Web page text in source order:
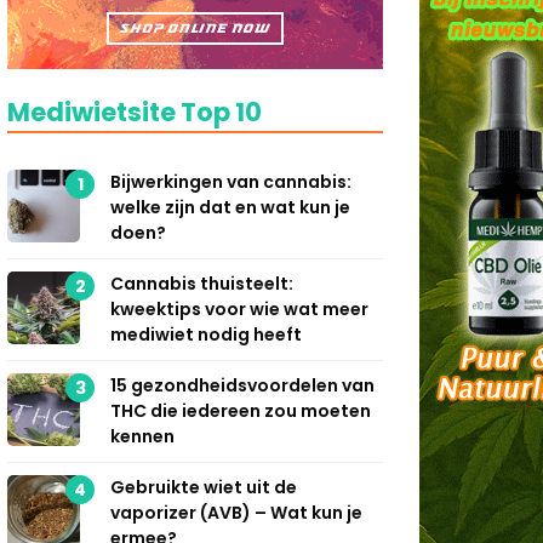
Mediwietsite Top 10
1
Bijwerkingen van cannabis:
welke zijn dat en wat kun je
doen?
2
Cannabis thuisteelt:
kweektips voor wie wat meer
mediwiet nodig heeft
3
15 gezondheidsvoordelen van
THC die iedereen zou moeten
kennen
4
Gebruikte wiet uit de
vaporizer (AVB) – Wat kun je
ermee?